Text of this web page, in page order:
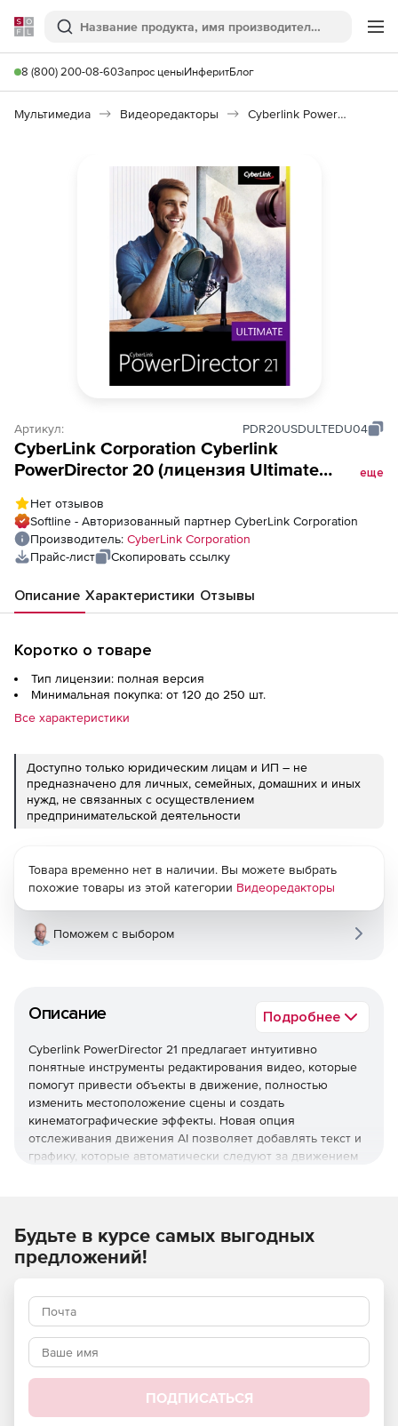
Softline
Поиск
8 (800) 200-08-60Запрос ценыИнферитБлог
Мультимедиа Видеоредакторы Cyberlink PowerDirector 21
Артикул: PDR20USDULTEDU04
CyberLink Corporation Cyberlink
PowerDirector 20 (лицензия Ultimate
еще
Нет отзывов
Softline - Авторизованный партнер CyberLink Corporation
Производитель: CyberLink Corporation
Прайс-лист
Скопировать ссылку
Описание Характеристики Отзывы
Коротко о товаре
Тип лицензии: полная версия
Минимальная покупка: от 120 до 250 шт.
Все характеристики
Доступно только юридическим лицам и ИП – не
предназначено для личных, семейных, домашних и иных
нужд, не связанных с осуществлением
предпринимательской деятельности
Описание Подробнее
Cyberlink PowerDirector 21 предлагает интуитивно
понятные инструменты редактирования видео, которые
помогут привести объекты в движение, полностью
изменить местоположение сцены и создать
кинематографические эффекты. Новая опция
отслеживания движения AI позволяет добавлять текст и
графику, которые автоматически следуют за движением
Можно улучшить или полностью заменить небо для
создания идеальных живописных снимков.
Маска для плавного удаления объектов с
изображений.
Возможность удалить порывы ветра и получить
четкий, чистый звук, не отвлекающий внимание.
Уменьшение нежелательного фонового шума для
Товара временно нет в наличии. Вы можете выбрать
похожие товары из этой категории Видеоредакторы
Поможем с выбором
Будьте в курсе самых выгодных
предложений!
ПОДПИСАТЬСЯ